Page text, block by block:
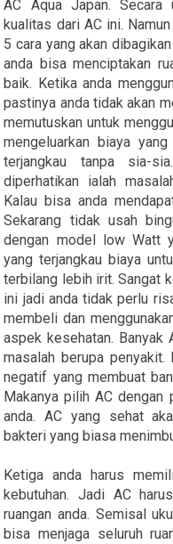
AC Aqua Japan. Secara
kualitas dari AC ini.
5 cara yang akan
anda bisa menciptakan
baik. Ketika anda
pastinya anda tidak akan
memutuskan untuk
mengeluarkan biaya
terjangkau tanpa sia-
diperhatikan ialah
Kalau bisa anda
Sekarang tidak usah
dengan model low Watt
yang terjangkau biaya
terbilang lebih irit. Sangat
ini jadi anda tidak perlu
membeli dan
aspek kesehatan. Banyak
masalah berupa
negatif yang membuat
Makanya pilih AC
anda. AC yang sehat
bakteri yang biasa
Ketiga anda harus
kebutuhan. Jadi AC
ruangan anda. Semisal
bisa menjaga seluruh